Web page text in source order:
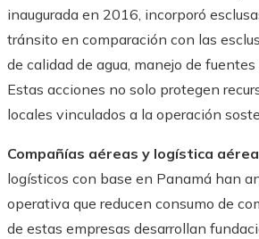
inaugurada en 2016, incorporó
tránsito en comparación con las
de calidad de agua, manejo de
Estas acciones no solo protegen
locales vinculados a la operación
Compañías aéreas y logística
logísticos con base en Panamá han
operativa que reducen consumo de
de estas empresas desarrollan